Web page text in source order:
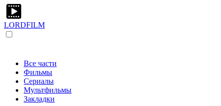
LORDFILM
Все части
Фильмы
Сериалы
Мультфильмы
Закладки